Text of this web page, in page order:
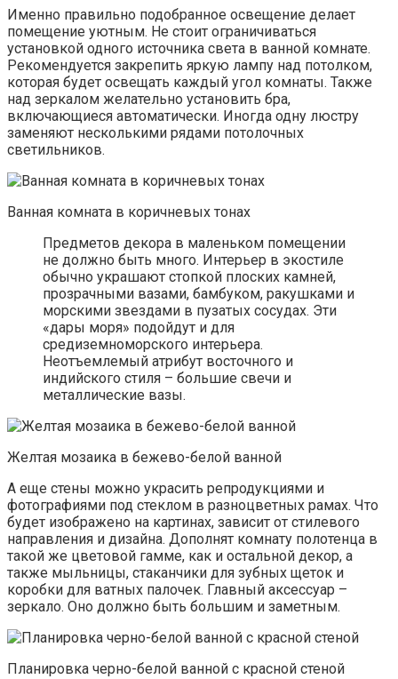
Именно правильно подобранное освещение делает
помещение уютным. Не стоит ограничиваться
установкой одного источника света в ванной комнате.
Рекомендуется закрепить яркую лампу над потолком,
которая будет освещать каждый угол комнаты. Также
над зеркалом желательно установить бра,
включающиеся автоматически. Иногда одну люстру
заменяют несколькими рядами потолочных
светильников.
Ванная комната в коричневых тонах
Предметов декора в маленьком помещении
не должно быть много. Интерьер в экостиле
обычно украшают стопкой плоских камней,
прозрачными вазами, бамбуком, ракушками и
морскими звездами в пузатых сосудах. Эти
«дары моря» подойдут и для
средиземноморского интерьера.
Неотъемлемый атрибут восточного и
индийского стиля – большие свечи и
металлические вазы.
Желтая мозаика в бежево-белой ванной
А еще стены можно украсить репродукциями и
фотографиями под стеклом в разноцветных рамах. Что
будет изображено на картинах, зависит от стилевого
направления и дизайна. Дополнят комнату полотенца в
такой же цветовой гамме, как и остальной декор, а
также мыльницы, стаканчики для зубных щеток и
коробки для ватных палочек. Главный аксессуар –
зеркало. Оно должно быть большим и заметным.
Планировка черно-белой ванной с красной стеной